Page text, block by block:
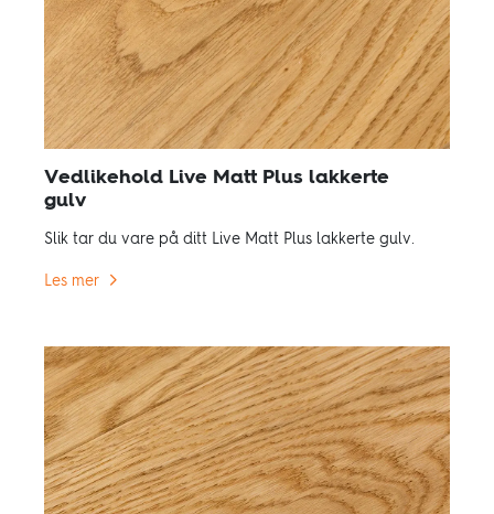
Vedlikehold Live Matt Plus lakkerte
gulv
Slik tar du vare på ditt Live Matt Plus lakkerte gulv.
Les mer